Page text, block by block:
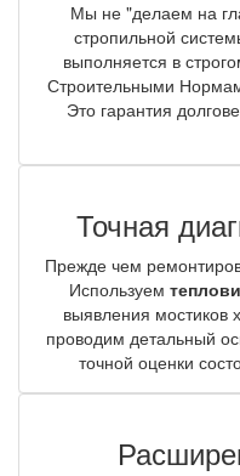
Мы не "делаем на
стропильной
выполняется в
Строительными
Это гарантия
Точная
Прежде чем
Используем
выявления мостиков
проводим детальный
точной оценки